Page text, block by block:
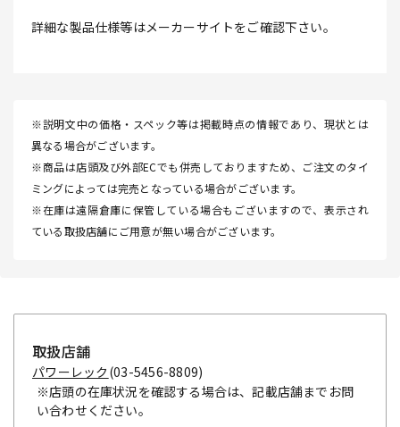
詳細な製品仕様等はメーカーサイトをご確認下さい。
※説明文中の価格・スペック等は掲載時点の情報であり、現状とは
異なる場合がございます。
※商品は店頭及び外部ECでも併売しておりますため、ご注文のタイ
ミングによっては完売となっている場合がございます。
※在庫は遠隔倉庫に保管している場合もございますので、表示され
ている取扱店舗にご用意が無い場合がございます。
取扱店舗
パワーレック (03-5456-8809)
※店頭の在庫状況を確認する場合は、記載店舗までお問
い合わせください。